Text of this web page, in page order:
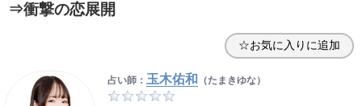
⇒衝撃の恋展開
☆お気に入りに追加
占い師： 玉木佑和 （たまきゆな）